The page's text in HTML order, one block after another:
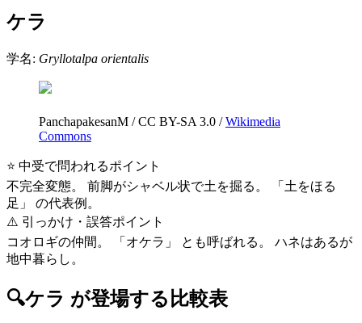
ケラ
学名: Gryllotalpa orientalis
PanchapakesanM /CC BY-SA 3.0 / Wikimedia
Commons
⭐ 中受で問われるポイント
不完全変態。 前脚がシャベル状で土を掘る。 「土をほる
足」 の代表例。
⚠️ 引っかけ・誤答ポイント
コオロギの仲間。 「オケラ」 とも呼ばれる。 ハネはあるが
地中暮らし。
🔍ケラ が登場する比較表